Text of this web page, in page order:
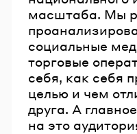
масштаба. Мы
социальные
торговые
себя, как себя
целью и чем
друга. А
на это